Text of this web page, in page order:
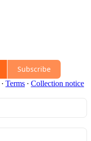
Subscribe
∙ Terms ∙ Collection notice